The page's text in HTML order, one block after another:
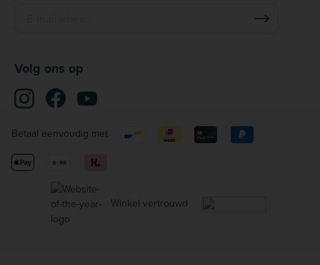
Volg ons op
Betaal eenvoudig met
Winkel vertrouwd